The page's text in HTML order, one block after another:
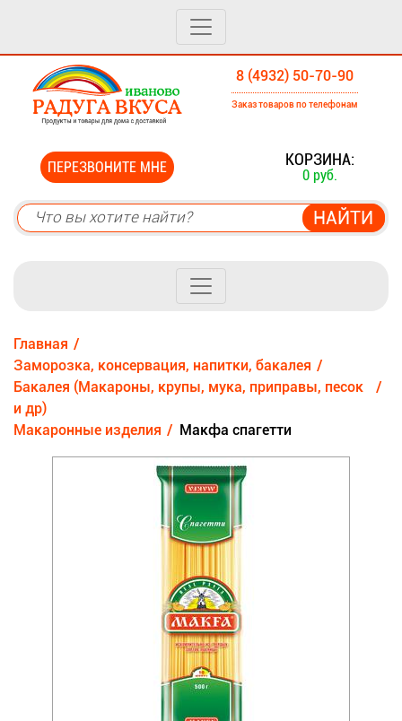
8 (4932) 50-70-90
Заказ товаров по телефонам
ПЕРЕЗВОНИТЕ МНЕ КОРЗИНА:
0 руб.
Главная
Заморозка, консервация, напитки, бакалея
Бакалея (Макароны, крупы, мука, приправы, песок
и др)
Макаронные изделия
Макфа спагетти